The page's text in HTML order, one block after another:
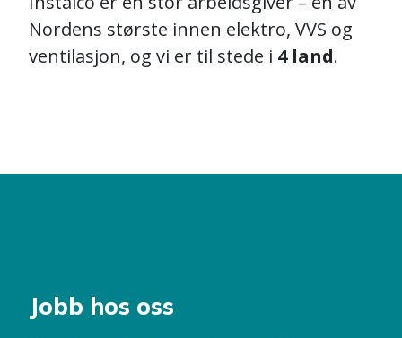
Nordens største innen elektro, VVS og
ventilasjon, og vi er til stede i 4 land.
Jobb hos oss